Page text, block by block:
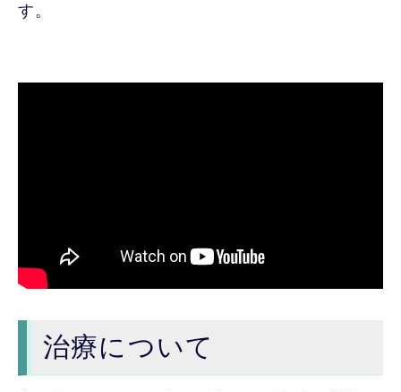
す。
治療について